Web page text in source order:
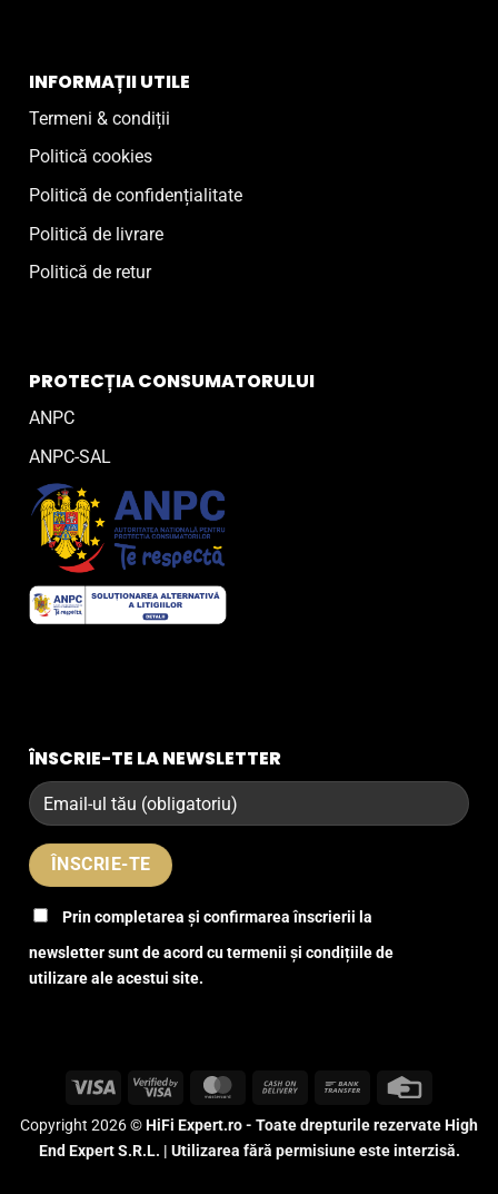
INFORMAȚII UTILE
Termeni & condiții
Politică cookies
Politică de confidențialitate
Politică de livrare
Politică de retur
PROTECȚIA CONSUMATORULUI
ANPC
ANPC-SAL
ÎNSCRIE-TE LA NEWSLETTER
Prin completarea și confirmarea înscrierii la
newsletter sunt de acord cu termenii și condițiile de
utilizare ale acestui site.
Visa
Visa
MasterCardCash
Delivery
Bank
Copyright 2026 ©HiFi Expert.ro - Toate drepturile rezervate High
End Expert S.R.L. | Utilizarea fără permisiune este interzisă.